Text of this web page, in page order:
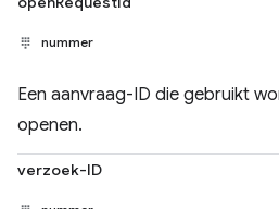
nummer
Een aanvraag-ID die gebruikt
openen.
verzoek-ID